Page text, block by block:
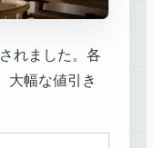
れました。各
大幅な値引き